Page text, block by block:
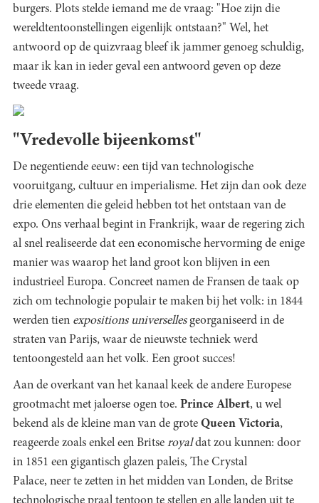
burgers. Plots stelde iemand me de vraag: "Hoe zijn die
wereldtentoonstellingen eigenlijk ontstaan?" Wel, het
antwoord op de quizvraag bleef ik jammer genoeg schuldig,
maar ik kan in ieder geval een antwoord geven op deze
tweede vraag.
"Vredevolle bijeenkomst"
De negentiende eeuw: een tijd van technologische
vooruitgang, cultuur en imperialisme. Het zijn dan ook deze
drie elementen die geleid hebben tot het ontstaan van de
expo. Ons verhaal begint in Frankrijk, waar de regering zich
al snel realiseerde dat een economische hervorming de enige
manier was waarop het land groot kon blijven in een
industrieel Europa. Concreet namen de Fransen de taak op
zich om technologie populair te maken bij het volk: in 1844
werden tien expositions universellesgeorganiseerd in de
straten van Parijs, waar de nieuwste techniek werd
tentoongesteld aan het volk. Een groot succes!
Aan de overkant van het kanaal keek de andere Europese
grootmacht met jaloerse ogen toe. Prince Albert, u wel
bekend als de kleine man van de grote Queen Victoria,
reageerde zoals enkel een Britse royaldat zou kunnen: door
in 1851 een gigantisch glazen paleis, The Crystal
Palace, neer te zetten in het midden van Londen, de Britse